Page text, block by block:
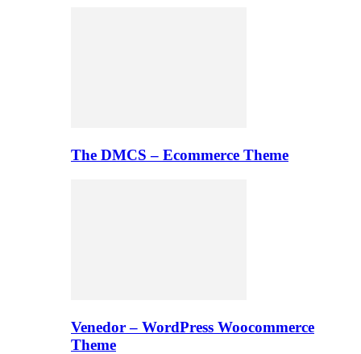
The DMCS – Ecommerce Theme
Venedor – WordPress Woocommerce
Theme